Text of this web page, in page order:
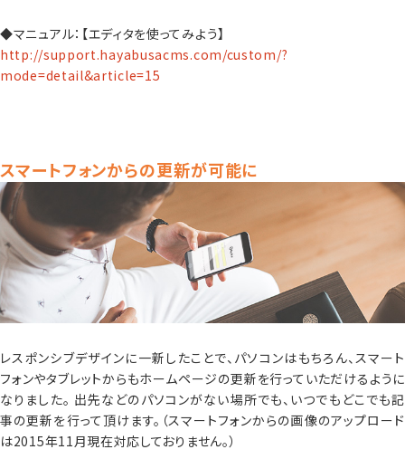
◆マニュアル：【エディタを使ってみよう】
http://support.hayabusacms.com/custom/?
mode=detail&article=15
スマートフォンからの更新が可能に
レスポンシブデザインに一新したことで、パソコンはもちろん、スマート
フォンやタブレットからもホームページの更新を行っていただけるように
なりました。 出先などのパソコンがない場所でも、いつでもどこでも記
事の更新を行って頂けます。（スマートフォンからの画像のアップロード
は2015年11月現在対応しておりません。）